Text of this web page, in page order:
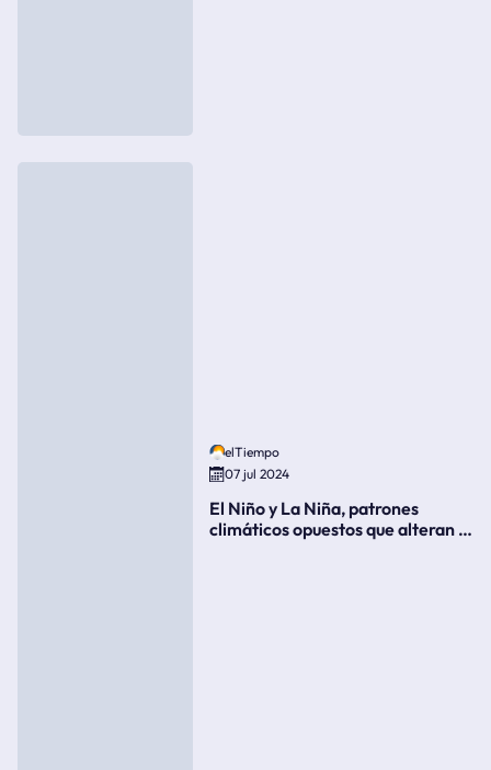
elTiempo
07 jul 2024
El Niño y La Niña, patrones
climáticos opuestos que alteran la